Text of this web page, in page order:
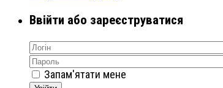
Ввійти або зареєструватися
Запам'ятати мене